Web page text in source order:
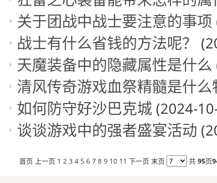
关于团战中战士要注意的事项
战士有什么省钱的方法呢？
天魔装备中的隐藏属性是什么
清风传奇游戏血祭精髓是什么
如何防守好沙巴克城 (2024-
谈谈游戏中的强者盛宴活动
首页 上一页 1 2 3 4 5 6 7 8 9 10 11 下一页 末页 共 95页